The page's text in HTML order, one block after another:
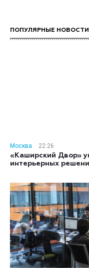
ПОПУЛЯРНЫЕ НОВОСТИ
Москва
22:26
«Каширский Двор»
интерьерных